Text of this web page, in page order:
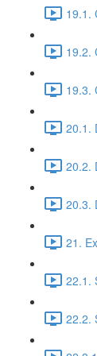
19.1.
19.2.
19.3.
20.1.
20.2.
20.3.
21.
22.1.
22.2.